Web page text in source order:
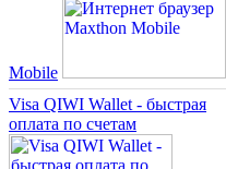
Mobile
Visa QIWI Wallet - быстрая
оплата по счетам